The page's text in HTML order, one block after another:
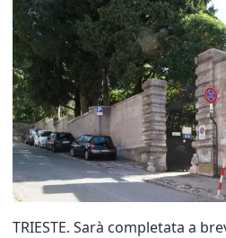
TRIESTE. Sarà completata a